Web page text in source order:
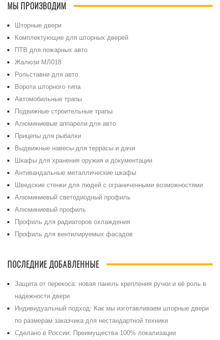
МЫ ПРОИЗВОДИМ
Шторные двери
Комплектующие для шторных дверей
ПТВ для пожарных авто
Жалюзи МЛ018
Рольставни для авто
Ворота шторного типа
Автомобильные трапы
Подвижные строительные трапы
Алюминиевые аппарели для авто
Прицепы для рыбалки
Выдвижные навесы для террасы и дачи
Шкафы для хранения оружия и документации
Антивандальные металлические шкафы
Шведские стенки для людей с ограниченными возможностями
Алюминиевый светодиодный профиль
Алюминиевый профиль
Профиль для радиаторов охлаждения
Профиль для вентилируемых фасадов
ПОСЛЕДНИЕ ДОБАВЛЕННЫЕ
Защита от перекоса: новая панель крепления ручки и её роль в
надежности двери
Индивидуальный подход: Как мы изготавливаем шторные двери
по размерам заказчика для нестандартной техники
Сделано в России: Преимущества 100% локализации